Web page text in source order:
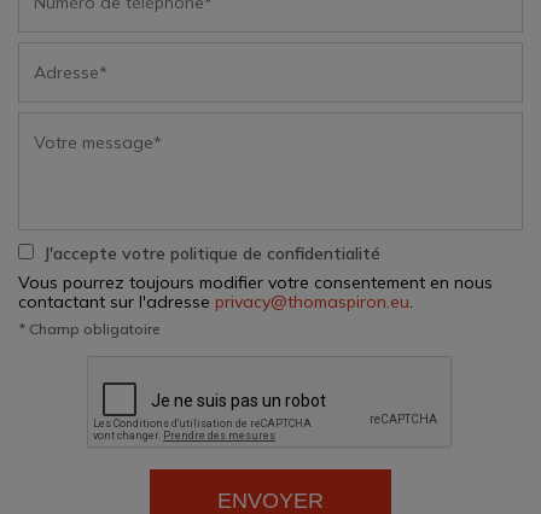
J'accepte votre politique de confidentialité
Vous pourrez toujours modifier votre consentement en nous
contactant sur l'adresse privacy@thomaspiron.eu.
* Champ obligatoire
ENVOYER